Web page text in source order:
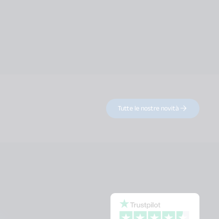
Tutte le nostre novità